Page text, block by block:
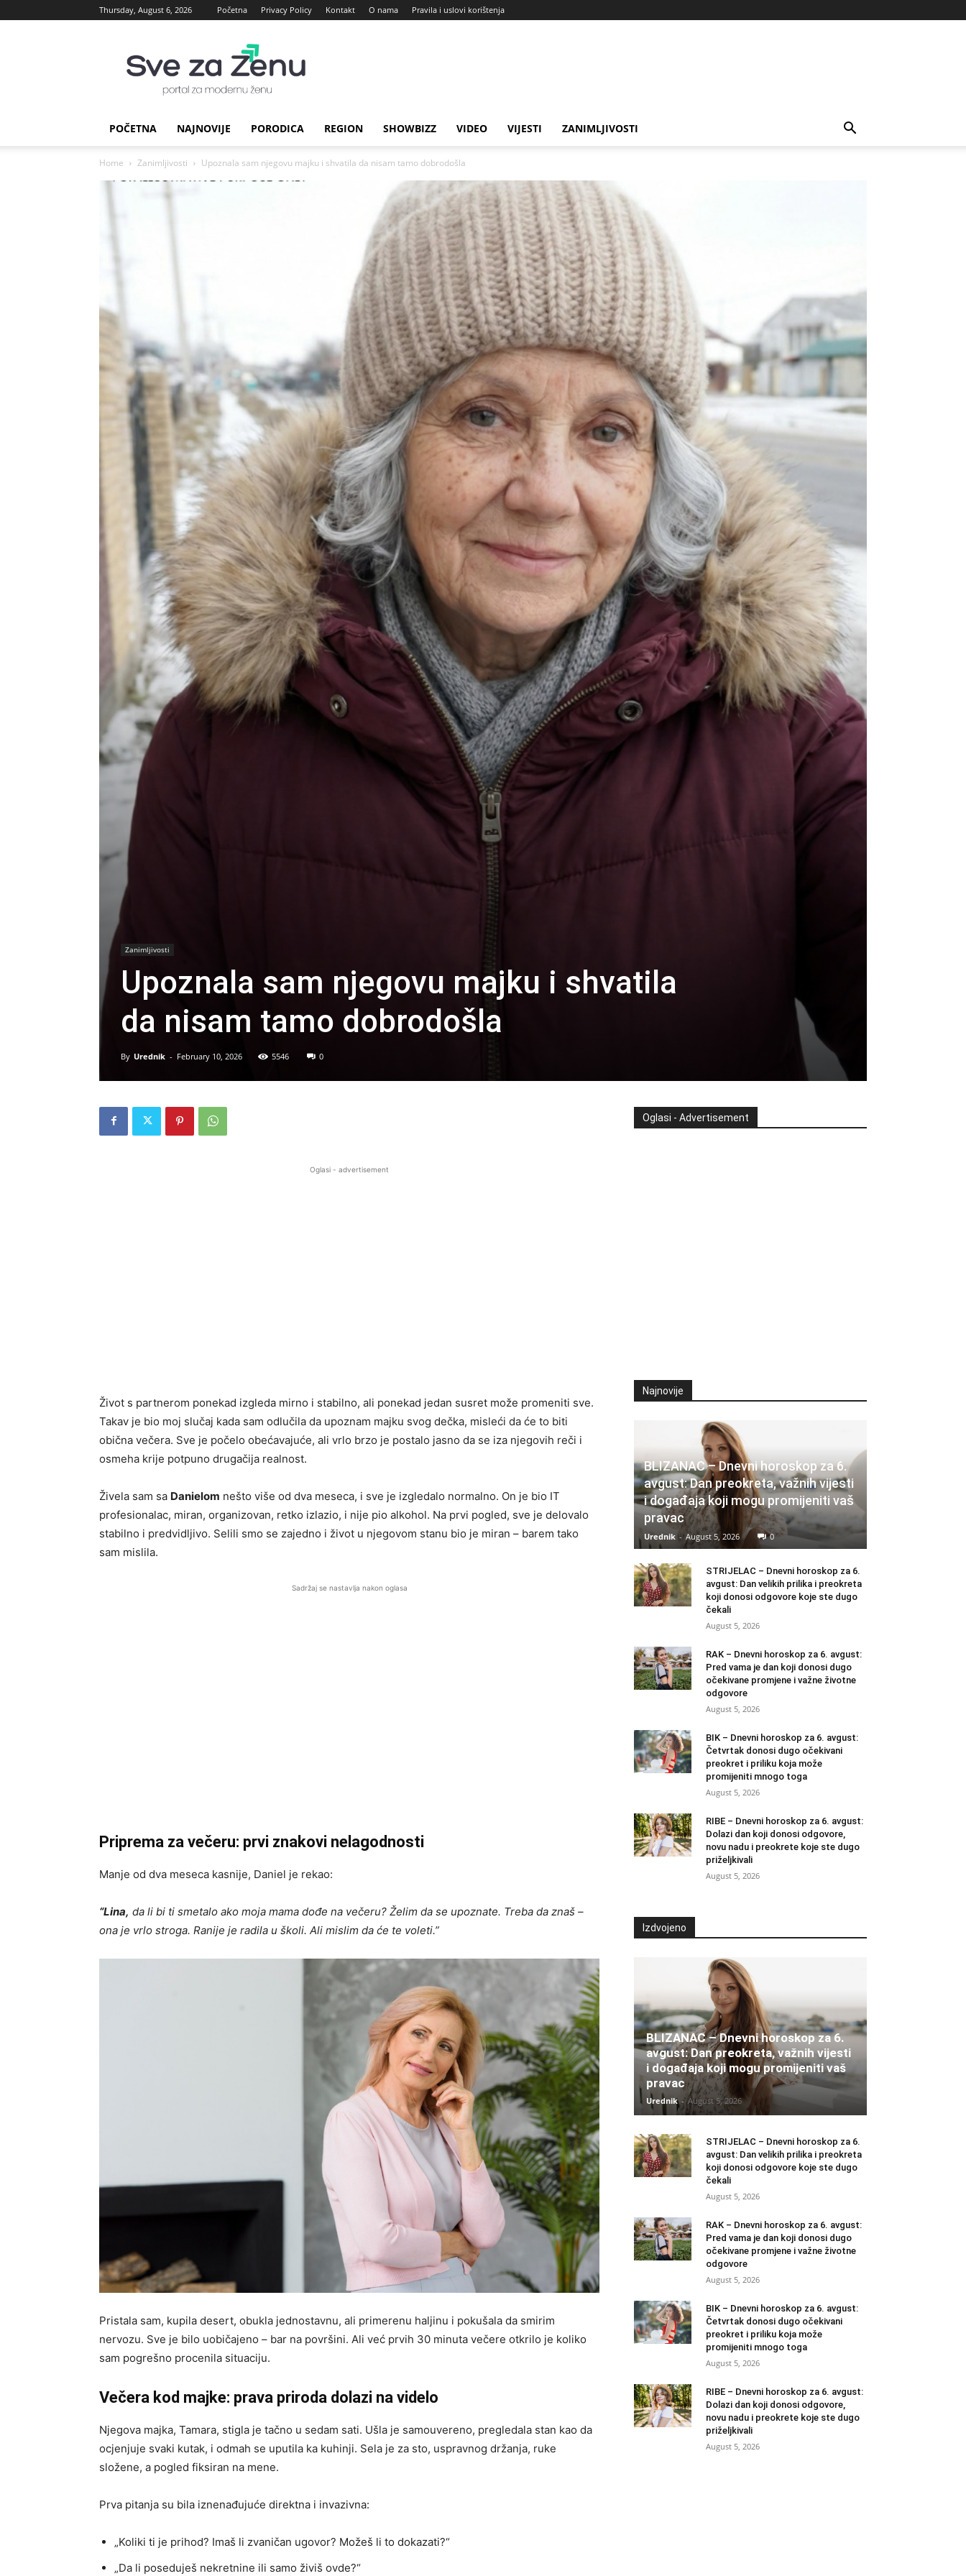
Thursday, August 6, 2026 Početna Privacy Policy Kontakt O nama Pravila i uslovi korištenja
za
Zenu
POČETNA NAJNOVIJE PORODICA REGION SHOWBIZZ VIDEO VIJESTI ZANIMLJIVOSTI
Home Zanimljivosti Upoznala sam njegovu majku i shvatila da nisam tamo dobrodošla
Zanimljivosti
Upoznala sam njegovu majku i shvatila
da nisam tamo dobrodošla
By Urednik - February 10, 2026 5546 0
Oglasi - advertisement
Život s partnerom ponekad izgleda mirno i stabilno, ali ponekad jedan susret može promeniti sve.
Takav je bio moj slučaj kada sam odlučila da upoznam majku svog dečka, misleći da će to biti
obična večera. Sve je počelo obećavajuće, ali vrlo brzo je postalo jasno da se iza njegovih reči i
osmeha krije potpuno drugačija realnost.
Živela sam sa Danielom nešto više od dva meseca, i sve je izgledalo normalno. On je bio IT
profesionalac, miran, organizovan, retko izlazio, i nije pio alkohol. Na prvi pogled, sve je delovalo
stabilno i predvidljivo. Selili smo se zajedno i život u njegovom stanu bio je miran – barem tako
sam mislila.
Sadržaj se nastavlja nakon oglasa
Priprema za večeru: prvi znakovi nelagodnosti
Manje od dva meseca kasnije, Daniel je rekao:
“Lina, da li bi ti smetalo ako moja mama dođe na večeru? Želim da se upoznate. Treba da znaš –
ona je vrlo stroga. Ranije je radila u školi. Ali mislim da će te voleti.”
Pristala sam, kupila desert, obukla jednostavnu, ali primerenu haljinu i pokušala da smirim
nervozu. Sve je bilo uobičajeno – bar na površini. Ali već prvih 30 minuta večere otkrilo je koliko
sam pogrešno procenila situaciju.
Večera kod majke: prava priroda dolazi na videlo
Njegova majka, Tamara, stigla je tačno u sedam sati. Ušla je samouvereno, pregledala stan kao da
ocjenjuje svaki kutak, i odmah se uputila ka kuhinji. Sela je za sto, uspravnog držanja, ruke
složene, a pogled fiksiran na mene.
Prva pitanja su bila iznenađujuće direktna i invazivna:
„Koliki ti je prihod? Imaš li zvaničan ugovor? Možeš li to dokazati?“
„Da li poseduješ nekretnine ili samo živiš ovde?“
Oglasi - Advertisement
Najnovije
BLIZANAC – Dnevni horoskop za 6.
avgust: Dan preokreta, važnih vijesti
i događaja koji mogu promijeniti vaš
pravac
Urednik - August 5, 2026 0
STRIJELAC – Dnevni horoskop za 6.
avgust: Dan velikih prilika i preokreta
koji donosi odgovore koje ste dugo
čekali
August 5, 2026
RAK – Dnevni horoskop za 6. avgust:
Pred vama je dan koji donosi dugo
očekivane promjene i važne životne
odgovore
August 5, 2026
BIK – Dnevni horoskop za 6. avgust:
Četvrtak donosi dugo očekivani
preokret i priliku koja može
promijeniti mnogo toga
August 5, 2026
RIBE – Dnevni horoskop za 6. avgust:
Dolazi dan koji donosi odgovore,
novu nadu i preokrete koje ste dugo
priželjkivali
August 5, 2026
Izdvojeno
BLIZANAC – Dnevni horoskop za 6.
avgust: Dan preokreta, važnih vijesti
i događaja koji mogu promijeniti vaš
pravac
Urednik - August 5, 2026
STRIJELAC – Dnevni horoskop za 6.
avgust: Dan velikih prilika i preokreta
koji donosi odgovore koje ste dugo
čekali
August 5, 2026
RAK – Dnevni horoskop za 6. avgust:
Pred vama je dan koji donosi dugo
očekivane promjene i važne životne
odgovore
August 5, 2026
BIK – Dnevni horoskop za 6. avgust:
Četvrtak donosi dugo očekivani
preokret i priliku koja može
promijeniti mnogo toga
August 5, 2026
RIBE – Dnevni horoskop za 6. avgust:
Dolazi dan koji donosi odgovore,
novu nadu i preokrete koje ste dugo
priželjkivali
August 5, 2026